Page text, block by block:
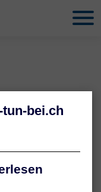
so selbstverständlich